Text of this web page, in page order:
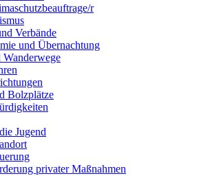
r
Verbände
und Übernachtung
Wanderwege
Bolzplätze
Jugend
privater Maßnahmen